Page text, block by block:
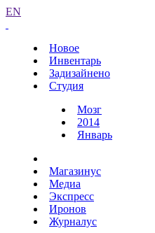
EN
Новое
Инвентарь
Задизайнено
Студия
Мозг
2014
Январь
Магазинус
Медиа
Экспресс
Иронов
Журналус